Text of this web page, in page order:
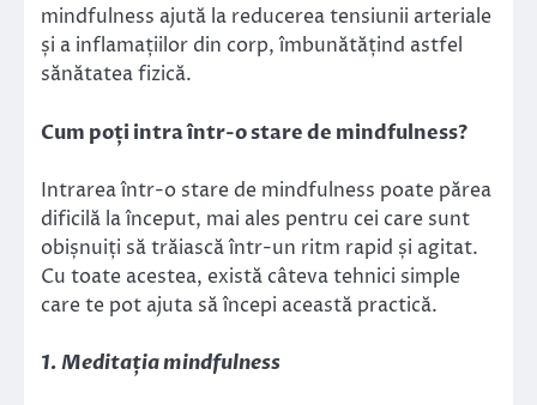
mindfulness ajută la reducerea tensiunii arteriale
și a inflamațiilor din corp, îmbunătățind astfel
sănătatea fizică.
Cum poți intra într-o stare de mindfulness?
Intrarea într-o stare de mindfulness poate părea
dificilă la început, mai ales pentru cei care sunt
obișnuiți să trăiască într-un ritm rapid și agitat.
Cu toate acestea, există câteva tehnici simple
care te pot ajuta să începi această practică.
1. Meditația mindfulness